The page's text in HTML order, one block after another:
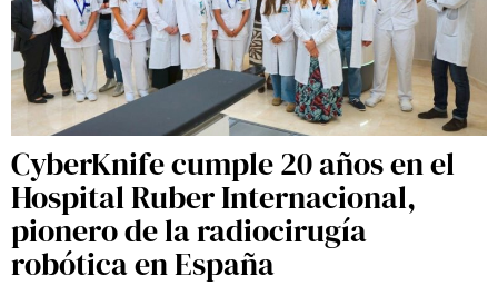
CyberKnife cumple 20 años en el
Hospital Ruber Internacional,
pionero de la radiocirugía
robótica en España